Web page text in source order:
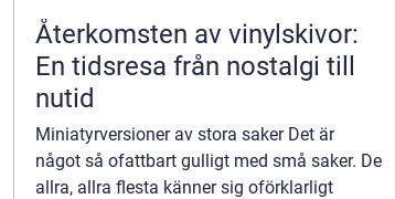
Återkomsten av vinylskivor:
En tidsresa från nostalgi till
nutid
Miniatyrversioner av stora saker Det är
något så ofattbart gulligt med små saker. De
allra, allra flesta känner sig oförklarligt